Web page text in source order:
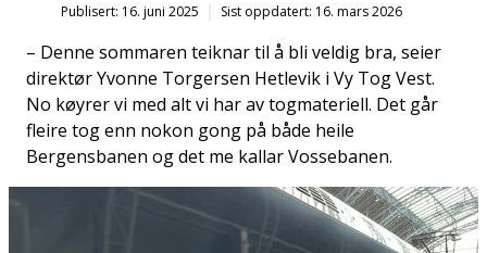
Publisert: 16. juni 2025 Sist oppdatert: 16. mars 2026
– Denne sommaren teiknar til å bli veldig bra, seier
direktør Yvonne Torgersen Hetlevik i Vy Tog Vest.
No køyrer vi med alt vi har av togmateriell. Det går
fleire tog enn nokon gong på både heile
Bergensbanen og det me kallar Vossebanen.